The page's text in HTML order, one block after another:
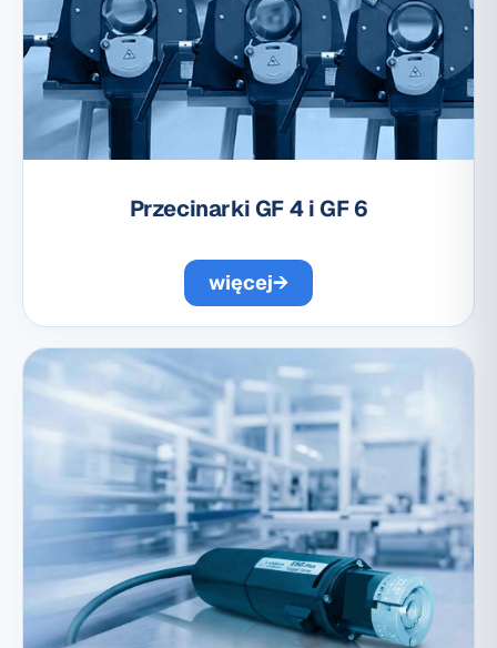
Przecinarki GF 4 i GF 6
więcej→